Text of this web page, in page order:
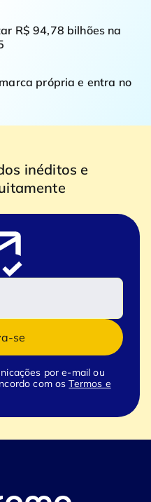
R$ 94,78 bilhões na
própria e entra no
inéditos e
se
por e-mail ou
com osTermos e